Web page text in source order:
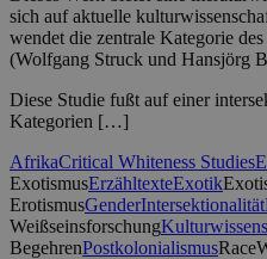
sich auf aktuelle
wendet die zentrale Kategorie
(Wolfgang Struck und Hansjörg
Diese Studie fußt auf einer
Kategorien […]
AfrikaCritical Whiteness Studies
ExotismusErzähltexteExotik
ErotismusGenderIntersektionalität
Weißseinsforschung
BegehrenPostkolonialismusRace